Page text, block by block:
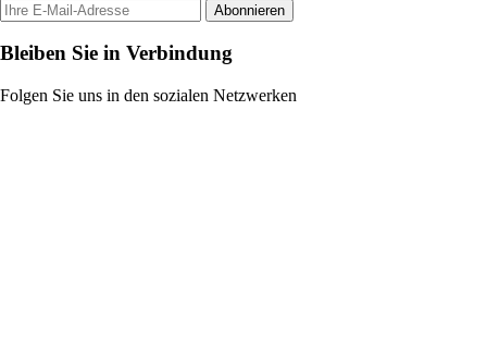
Abonnieren
Bleiben Sie in Verbindung
Folgen Sie uns in den sozialen Netzwerken